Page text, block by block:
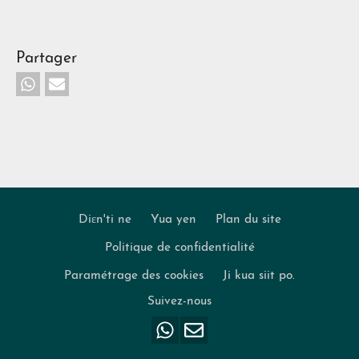
Partager
Diɛn'ti ne Yua yen Plan du site
Politique de confidentialité
Paramétrage des cookies
Ji kua siit po.
Suivez-nous